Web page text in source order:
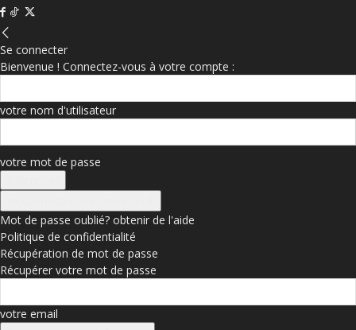
Se connecter
Bienvenue ! Connectez-vous à votre compte :
votre nom d'utilisateur
votre mot de passe
Mot de passe oublié? obtenir de l'aide
Politique de confidentialité
Récupération de mot de passe
Récupérer votre mot de passe
votre email